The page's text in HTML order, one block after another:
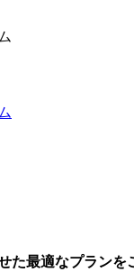
た最適なプランを